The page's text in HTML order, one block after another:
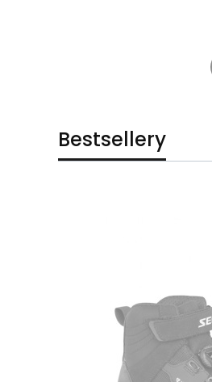
Bestsellery